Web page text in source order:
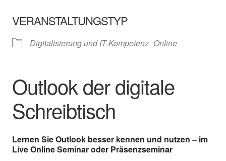
VERANSTALTUNGSTYP
Digitalisierung und IT-Kompetenz Online
Outlook der digitale
Schreibtisch
Lernen Sie Outlook besser kennen und nutzen – im
Live Online Seminar oder Präsenzseminar